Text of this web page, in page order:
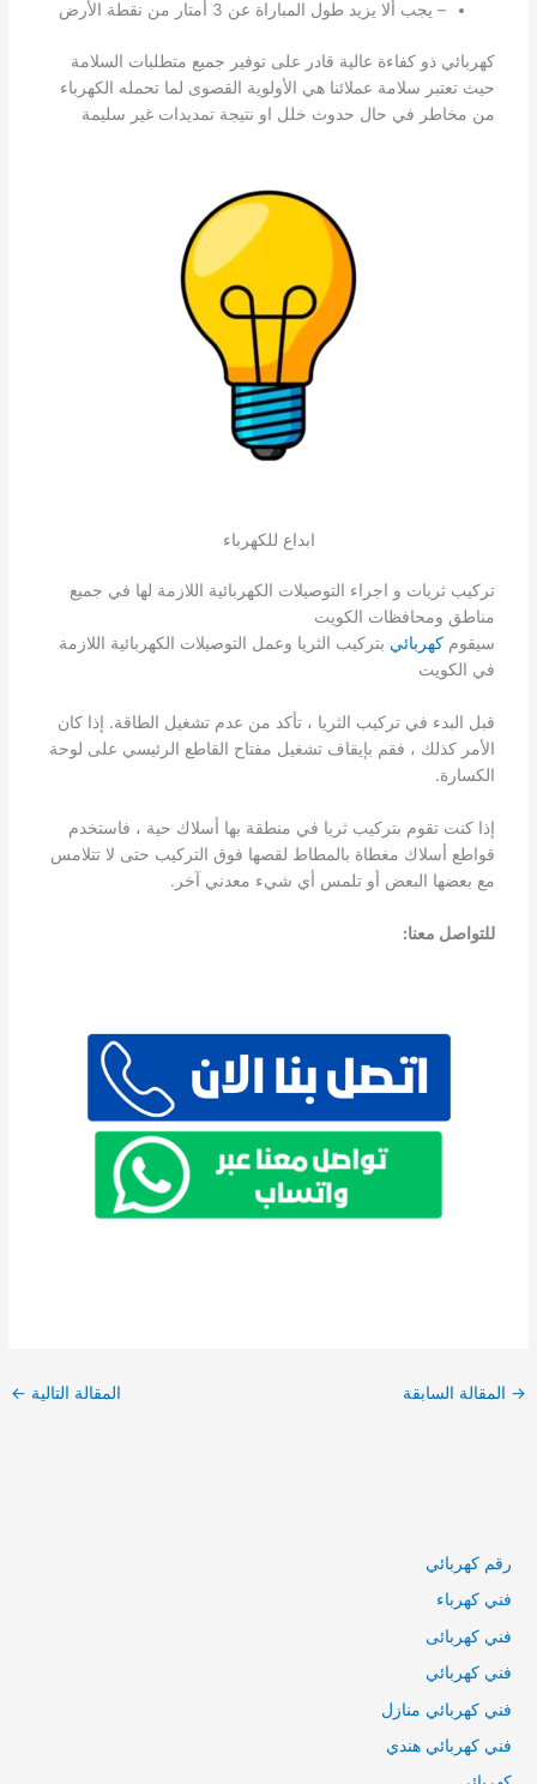
– يجب ألا يزيد طول المباراة عن 3 أمتار من نقطة الأرض
كهربائي ذو كفاءة عالية قادر على توفير جميع متطلبات السلامة
حيث تعتبر سلامة عملائنا هي الأولوية القصوى لما تحمله الكهرباء
من مخاطر في حال حدوث خلل او نتيجة تمديدات غير سليمة
ابداع للكهرباء
تركيب ثريات و اجراء التوصيلات الكهربائية اللازمة لها في جميع
مناطق ومحافظات الكويت
سيقوم كهربائي بتركيب الثريا وعمل التوصيلات الكهربائية اللازمة
في الكويت
قبل البدء في تركيب الثريا ، تأكد من عدم تشغيل الطاقة. إذا كان
الأمر كذلك ، فقم بإيقاف تشغيل مفتاح القاطع الرئيسي على لوحة
الكسارة.
إذا كنت تقوم بتركيب ثريا في منطقة بها أسلاك حية ، فاستخدم
قواطع أسلاك مغطاة بالمطاط لقصها فوق التركيب حتى لا تتلامس
مع بعضها البعض أو تلمس أي شيء معدني آخر.
للتواصل معنا:
→ المقالة السابقة المقالة التالية ←
رقم كهربائي
فني كهرباء
فني كهربائى
فني كهربائي
فني كهربائي منازل
فني كهربائي هندي